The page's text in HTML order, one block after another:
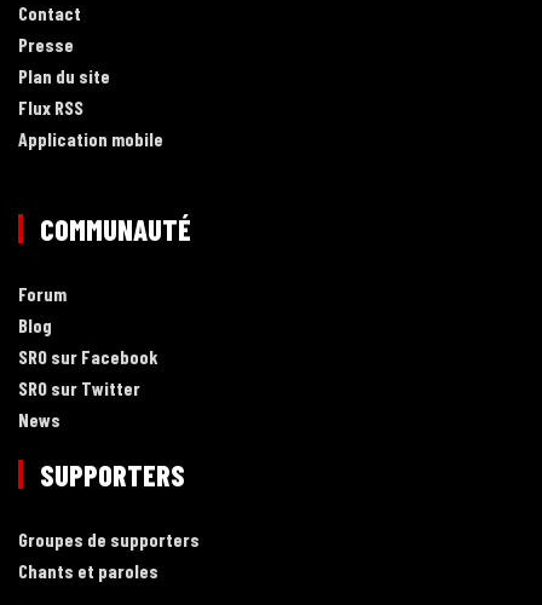
Contact
Presse
Plan du site
Flux RSS
Application mobile
COMMUNAUTÉ
Forum
Blog
SRO sur Facebook
SRO sur Twitter
News
SUPPORTERS
Groupes de supporters
Chants et paroles